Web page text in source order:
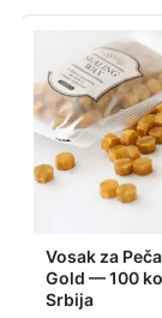
Vosak za
Gold — 100
Srbija